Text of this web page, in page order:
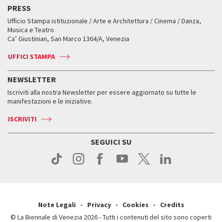
FAQ
Servizi al pubblico
Come raggiungerci
Press
Edizioni passate
Orari e sedi
Accrediti
Come raggiungerci
Orari e sedi
Biglietti
Accrediti
Come raggiungerci
Contatti
Press
Accrediti
Servizi al pubblico
Come raggiungerci
Press
Workshop di critica teatrale
Leone d’oro alla carriera
Leone d’argento
Edizioni passate
Orari e sedi
Biglietti
Servizi al pubblico
Come raggiungerci
Contatti
Mostre Virtuali
Fondi e Collezioni
Biennale College ASAC
ASAC DATI
Storia
Orari e sedi
PRESS
Ufficio Stampa istituzionale / Arte e Architettura / Cinema / Danza,
Musica e Teatro
Ca’ Giustinian, San Marco 1364/A, Venezia
UFFICI STAMPA
NEWSLETTER
Iscriviti alla nostra Newsletter per essere aggiornato su tutte le
manifestazioni e le iniziative.
ISCRIVITI
SEGUICI SU
Note Legali Privacy Cookies
Credits
© La Biennale di Venezia 2026 - Tutti i contenuti del sito sono coperti